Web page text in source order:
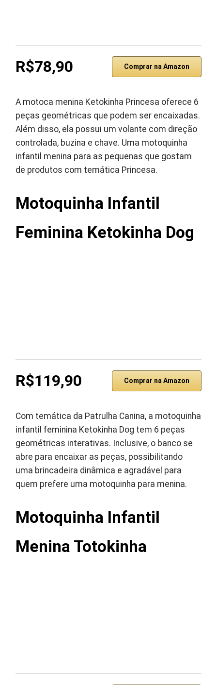
R$78,90 Comprar na Amazon
A motoca menina Ketokinha Princesa oferece 6
peças geométricas que podem ser encaixadas.
Além disso, ela possui um volante com direção
controlada, buzina e chave. Uma motoquinha
infantil menina para as pequenas que gostam
de produtos com temática Princesa.
Motoquinha Infantil
Feminina Ketokinha Dog
R$119,90 Comprar na Amazon
Com temática da Patrulha Canina, a motoquinha
infantil feminina Ketokinha Dog tem 6 peças
geométricas interativas. Inclusive, o banco se
abre para encaixar as peças, possibilitando
uma brincadeira dinâmica e agradável para
quem prefere uma motoquinha para menina.
Motoquinha Infantil
Menina Totokinha